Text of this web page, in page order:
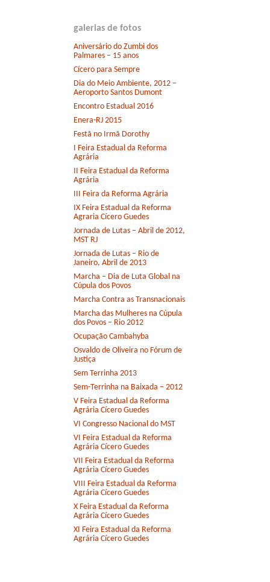
galerias de fotos
Aniversário do Zumbi dos
Palmares – 15 anos
Cícero para Sempre
Dia do Meio Ambiente, 2012 –
Aeroporto Santos Dumont
Encontro Estadual 2016
Enera-RJ 2015
Festã no Irmã Dorothy
I Feira Estadual da Reforma
Agrária
II Feira Estadual da Reforma
Agrária
III Feira da Reforma Agrária
IX Feira Estadual da Reforma
Agraria Cícero Guedes
Jornada de Lutas – Abril de 2012,
MST RJ
Jornada de Lutas – Rio de
Janeiro, Abril de 2013
Marcha – Dia de Luta Global na
Cúpula dos Povos
Marcha Contra as Transnacionais
Marcha das Mulheres na Cúpula
dos Povos – Rio 2012
Ocupação Cambahyba
Osvaldo de Oliveira no Fórum de
Justiça
Sem Terrinha 2013
Sem-Terrinha na Baixada – 2012
V Feira Estadual da Reforma
Agrária Cícero Guedes
VI Congresso Nacional do MST
VI Feira Estadual da Reforma
Agrária Cícero Guedes
VII Feira Estadual da Reforma
Agrária Cícero Guedes
VIII Feira Estadual da Reforma
Agrária Cícero Guedes
X Feira Estadual da Reforma
Agrária Cícero Guedes
XI Feira Estadual da Reforma
Agrária Cícero Guedes